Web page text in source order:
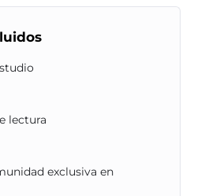
lectura
exclusiva en